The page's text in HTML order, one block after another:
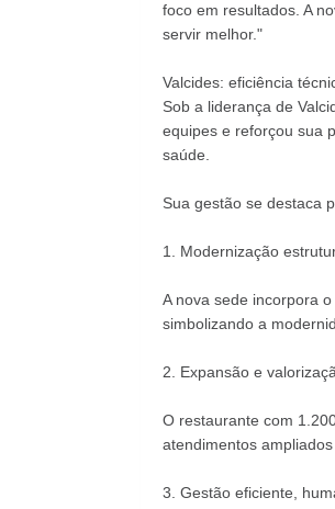
foco em resultados. A
servir melhor."
Valcides: eficiência
Sob a liderança de
equipes e reforçou sua
saúde.
Sua gestão se destaca
1. Modernização
A nova sede incorpora
simbolizando a
2. Expansão e
O restaurante com
atendimentos
3. Gestão eficiente,